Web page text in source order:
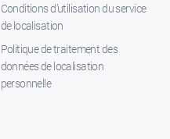
Conditions d’utilisation du service
de localisation
Politique de traitement des
données de localisation
personnelle